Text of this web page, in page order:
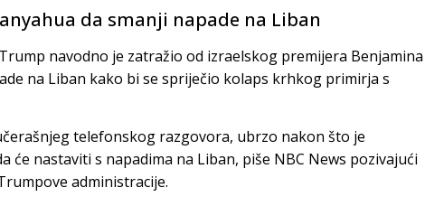
da smanji napade na Liban
navodno je zatražio od izraelskog premijera Benjamina
na Liban kako bi se spriječio kolaps krhkog primirja s
telefonskog razgovora, ubrzo nakon što je
će nastaviti s napadima na Liban, piše NBC News pozivajući
administracije.